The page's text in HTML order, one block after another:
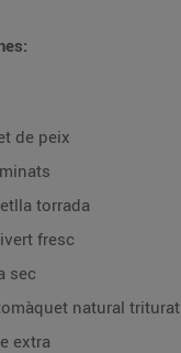
de peix
torrada
fresc
sec
natural triturat
extra